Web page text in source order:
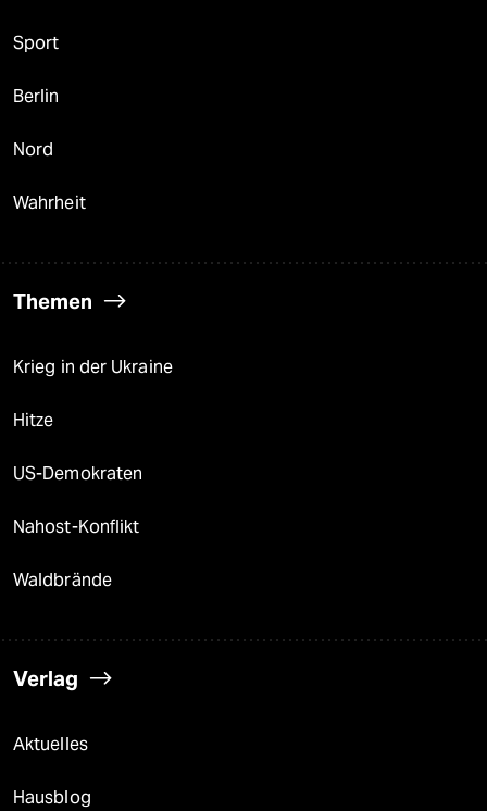
Sport
Berlin
Nord
Wahrheit
Themen
Krieg in der Ukraine
Hitze
US-Demokraten
Nahost-Konflikt
Waldbrände
Verlag
Aktuelles
Hausblog